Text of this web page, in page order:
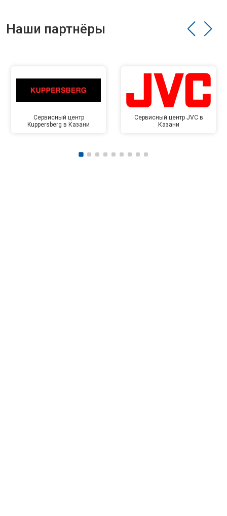
Наши партнёры
Сервисный центр
Kuppersberg в Казани
Сервисный центр JVC в
Казани